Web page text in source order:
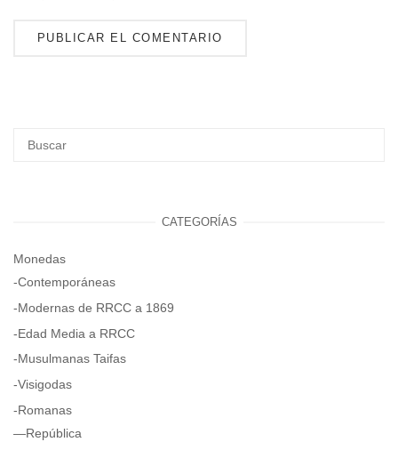
CATEGORÍAS
Monedas
-Contemporáneas
-Modernas de RRCC a 1869
-Edad Media a RRCC
-Musulmanas Taifas
-Visigodas
-Romanas
—República